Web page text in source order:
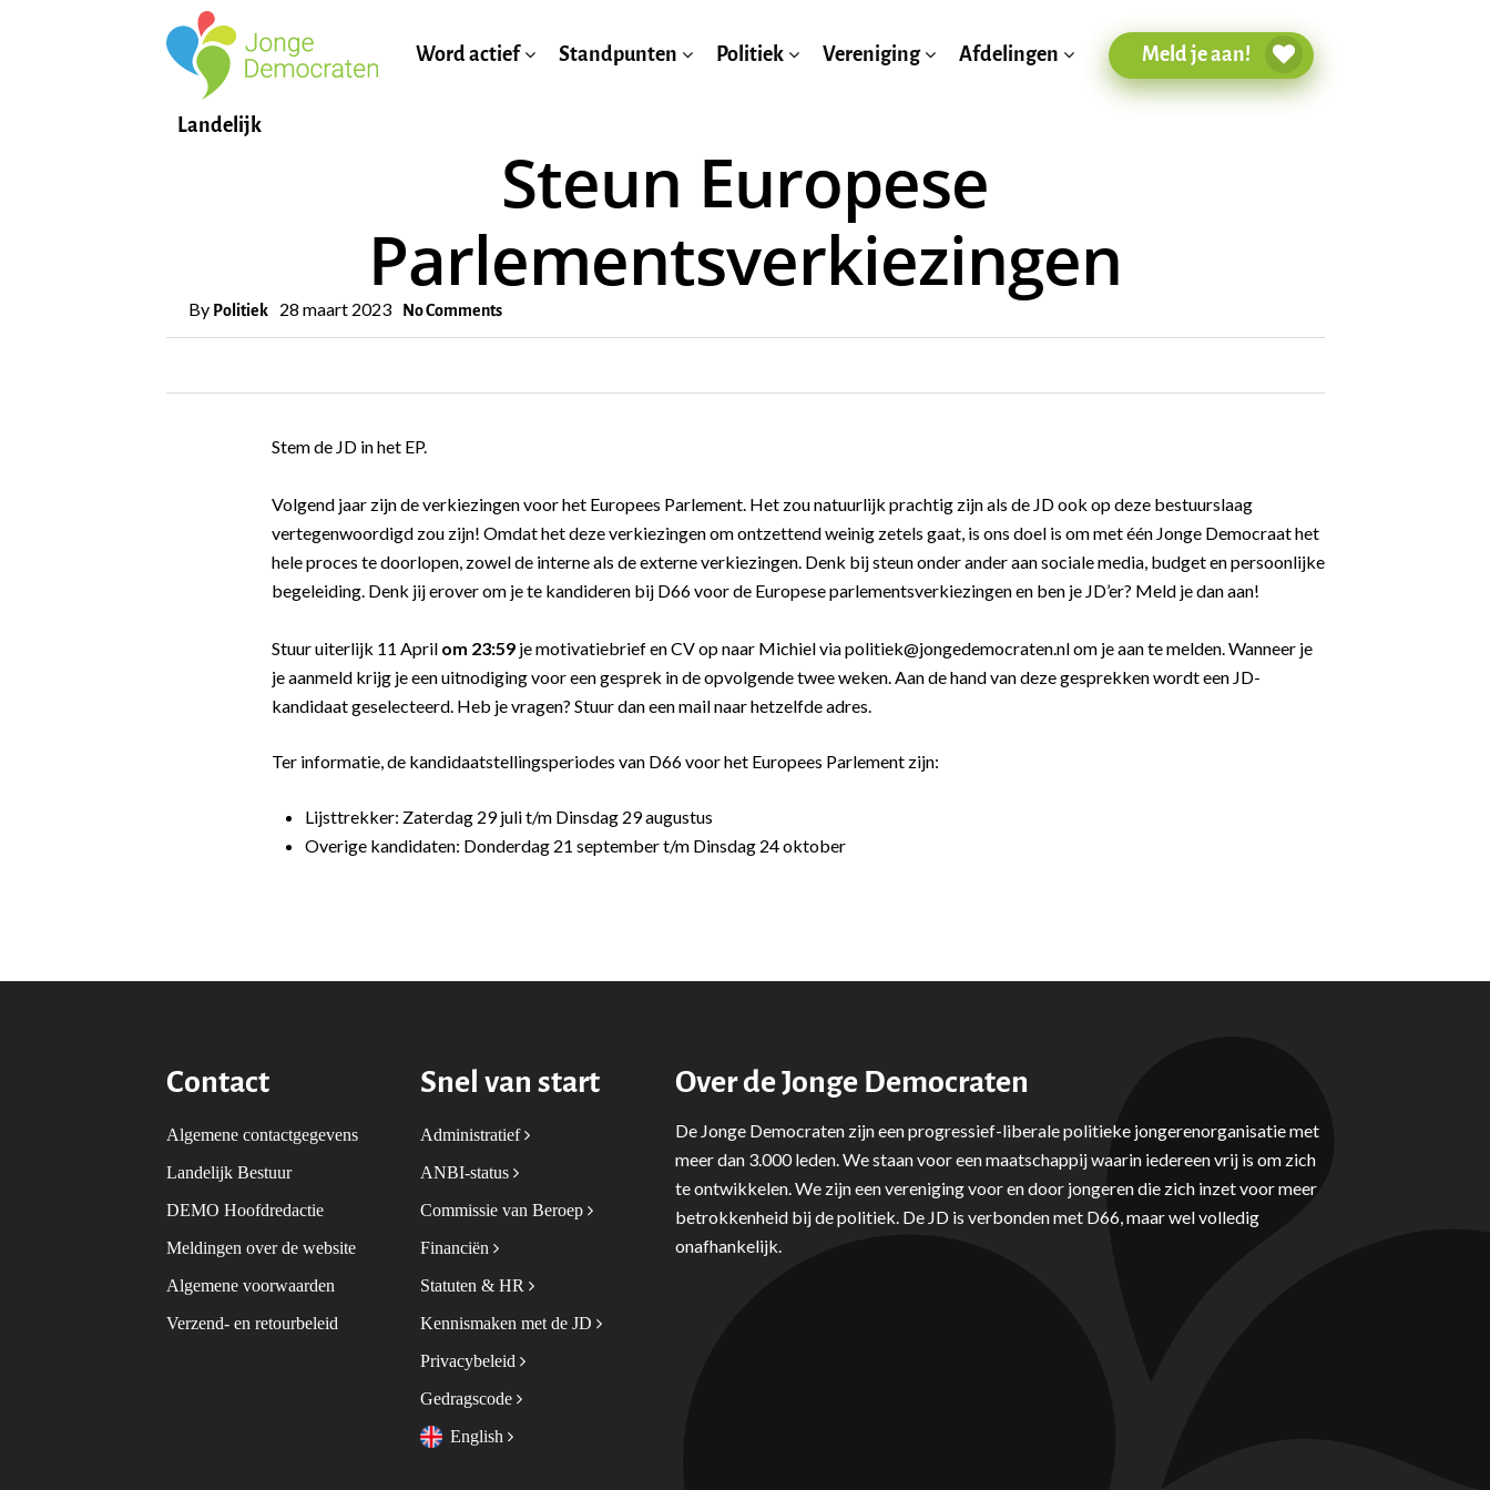
Word actief Standpunten Politiek Vereniging Afdelingen Meld je aan!
Landelijk
Steun Europese
Parlementsverkiezingen
By Politiek 28 maart 2023 No Comments
Stem de JD in het EP.
Volgend jaar zijn de verkiezingen voor het Europees Parlement. Het zou natuurlijk prachtig zijn als de JD ook op deze bestuurslaag
vertegenwoordigd zou zijn! Omdat het deze verkiezingen om ontzettend weinig zetels gaat, is ons doel is om met één Jonge Democraat het
hele proces te doorlopen, zowel de interne als de externe verkiezingen. Denk bij steun onder ander aan sociale media, budget en persoonlijke
begeleiding. Denk jij erover om je te kandideren bij D66 voor de Europese parlementsverkiezingen en ben je JD’er? Meld je dan aan!
Stuur uiterlijk 11 April om 23:59je motivatiebrief en CV op naar Michiel via politiek@jongedemocraten.nl om je aan te melden. Wanneer je
je aanmeld krijg je een uitnodiging voor een gesprek in de opvolgende twee weken. Aan de hand van deze gesprekken wordt een JD-
kandidaat geselecteerd. Heb je vragen? Stuur dan een mail naar hetzelfde adres.
Ter informatie, de kandidaatstellingsperiodes van D66 voor het Europees Parlement zijn:
Lijsttrekker: Zaterdag 29 juli t/m Dinsdag 29 augustus
Overige kandidaten: Donderdag 21 september t/m Dinsdag 24 oktober
Contact
Algemene contactgegevens
Landelijk Bestuur
DEMO Hoofdredactie
Meldingen over de website
Algemene voorwaarden
Verzend- en retourbeleid
Snel van start
Administratief
ANBI-status
Commissie van Beroep
Financiën
Statuten & HR
Kennismaken met de JD
Privacybeleid
Gedragscode
English
Over de Jonge Democraten
De Jonge Democraten zijn een progressief-liberale politieke jongerenorganisatie met
meer dan 3.000 leden. We staan voor een maatschappij waarin iedereen vrij is om zich
te ontwikkelen. We zijn een vereniging voor en door jongeren die zich inzet voor meer
betrokkenheid bij de politiek. De JD is verbonden met D66, maar wel volledig
onafhankelijk.